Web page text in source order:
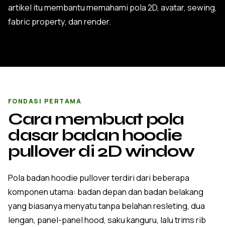
artikel itu membantu memahami pola 2D, avatar, sewing,
fabric property, dan render.
FONDASI PERTAMA
Cara membuat pola
dasar badan hoodie
pullover di 2D window
Pola badan hoodie pullover terdiri dari beberapa
komponen utama: badan depan dan badan belakang
yang biasanya menyatu tanpa belahan resleting, dua
lengan, panel-panel hood, saku kanguru, lalu trims rib